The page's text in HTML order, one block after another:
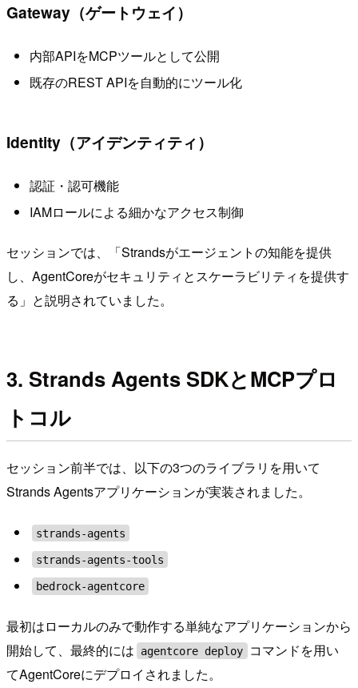
Gateway（ゲートウェイ）
内部APIをMCPツールとして公開
既存のREST APIを自動的にツール化
Identity（アイデンティティ）
認証・認可機能
IAMロールによる細かなアクセス制御
セッションでは、「Strandsがエージェントの知能を提供
し、AgentCoreがセキュリティとスケーラビリティを提供す
る」と説明されていました。
3. Strands Agents SDKとMCPプロ
トコル
セッション前半では、以下の3つのライブラリを用いて
Strands Agentsアプリケーションが実装されました。
strands-agents
strands-agents-tools
bedrock-agentcore
最初はローカルのみで動作する単純なアプリケーションから
開始して、最終的には
agentcore deploy
コマンドを用い
てAgentCoreにデプロイされました。